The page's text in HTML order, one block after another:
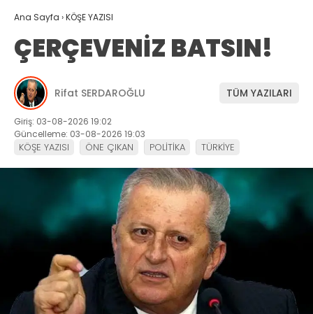
Ana Sayfa ›KÖŞE YAZISI
ÇERÇEVENİZ BATSIN!
Rifat SERDAROĞLU TÜM YAZILARI
Giriş: 03-08-2026 19:02
Güncelleme: 03-08-2026 19:03
KÖŞE YAZISI ÖNE ÇIKAN POLİTİKA TÜRKİYE